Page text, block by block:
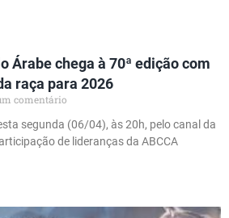
Árabe chega à 70ª edição com
raça para 2026
comentário
segunda (06/04), às 20h, pelo canal da
de lideranças da ABCCA